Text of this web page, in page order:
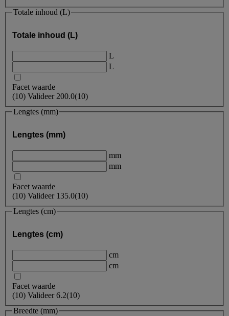
Totale inhoud (L)
Totale inhoud (L)
L
L
Facet waarde
(10) Valideer 200.0(10)
Lengtes (mm)
Lengtes (mm)
mm
mm
Facet waarde
(10) Valideer 135.0(10)
Lengtes (cm)
Lengtes (cm)
cm
cm
Facet waarde
(10) Valideer6.2(10)
Breedte (mm)